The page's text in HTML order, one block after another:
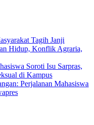
Tagih Janji
Hidup, Konflik Agraria,
Soroti Isu Sarpras,
di Kampus
Perjalanan Mahasiswa